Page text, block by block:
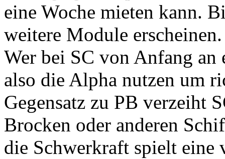
eine Woche mieten kann.
weitere Module erscheinen.
Wer bei SC von Anfang
also die Alpha nutzen um
Gegensatz zu PB verzeiht
Brocken oder anderen
die Schwerkraft spielt eine